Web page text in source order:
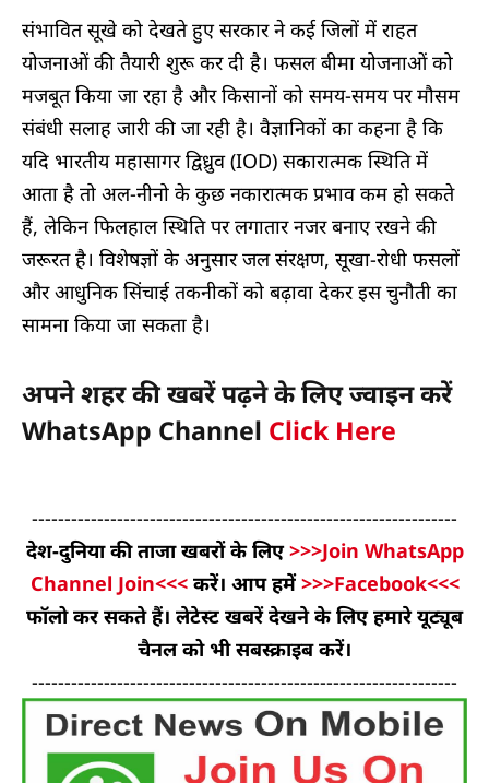
संभावित सूखे को देखते हुए सरकार ने कई जिलों में राहत
योजनाओं की तैयारी शुरू कर दी है। फसल बीमा योजनाओं को
मजबूत किया जा रहा है और किसानों को समय-समय पर मौसम
संबंधी सलाह जारी की जा रही है। वैज्ञानिकों का कहना है कि
यदि भारतीय महासागर द्विध्रुव (IOD) सकारात्मक स्थिति में
आता है तो अल-नीनो के कुछ नकारात्मक प्रभाव कम हो सकते
हैं, लेकिन फिलहाल स्थिति पर लगातार नजर बनाए रखने की
जरूरत है। विशेषज्ञों के अनुसार जल संरक्षण, सूखा-रोधी फसलों
और आधुनिक सिंचाई तकनीकों को बढ़ावा देकर इस चुनौती का
सामना किया जा सकता है।
अपने शहर की खबरें पढ़ने के लिए ज्वाइन करें
WhatsApp Channel Click Here
-----------------------------------------------------------------
देश-दुनिया की ताजा खबरों के लिए>>>Join WhatsApp
Channel Join<<< करें। आप हमें>>>Facebook<<<
फॉलो कर सकते हैं। लेटेस्ट खबरें देखने के लिए हमारे यूट्यूब
चैनल को भी सबस्क्राइब करें।
-----------------------------------------------------------------